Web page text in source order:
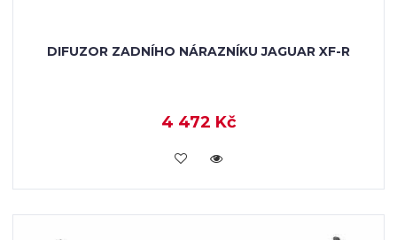
DIFUZOR ZADNÍHO NÁRAZNÍKU JAGUAR XF-R
4 472 Kč
KOUPIT